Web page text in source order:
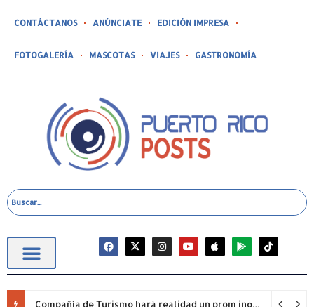
CONTÁCTANOS ANÚNCIATE EDICIÓN IMPRESA
FOTOGALERÍA MASCOTAS VIAJES GASTRONOMÍA
Compañía de Turismo hará realidad un prom inolvidable junto a Jowell para estudiantes de la Escuela Gabriela Mistral